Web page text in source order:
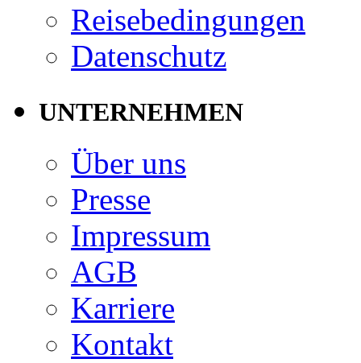
Reisebedingungen
Datenschutz
UNTERNEHMEN
Über uns
Presse
Impressum
AGB
Karriere
Kontakt